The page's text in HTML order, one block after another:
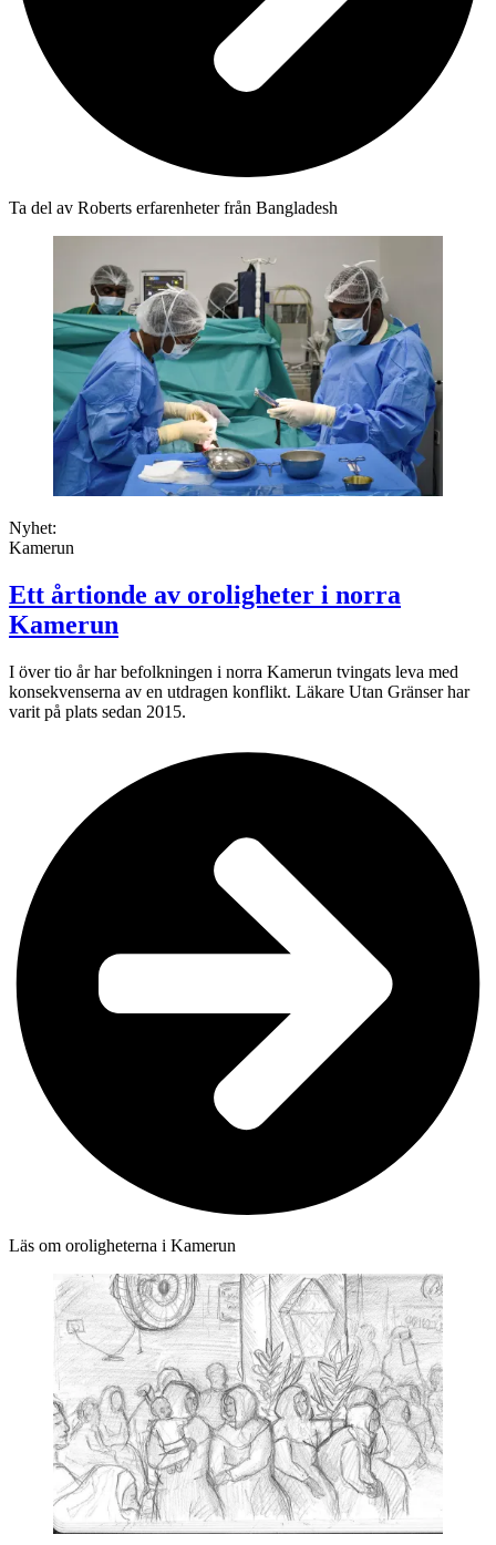
Ta del av Roberts erfarenheter från Bangladesh
Nyhet:
Kamerun
Ett årtionde av oroligheter i norra
Kamerun
I över tio år har befolkningen i norra Kamerun tvingats leva med
konsekvenserna av en utdragen konflikt. Läkare Utan Gränser har
varit på plats sedan 2015.
Läs om oroligheterna i Kamerun